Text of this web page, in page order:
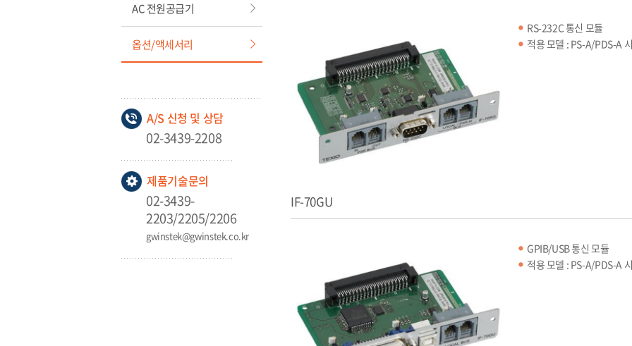
AC 전원공급기
옵션/액세서리
A/S 신청 및 상담
02-3439-2208
제품기술문의
02-3439-
2203/2205/2206
gwinstek@gwinstek.co.kr
RS-232C 통신 모듈
적용 모델 : PS-A/PDS-A
IF-70GU
GPIB/USB 통신 모듈
적용 모델 : PS-A/PDS-A